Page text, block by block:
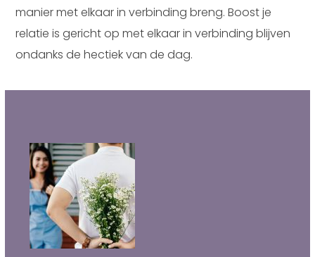
manier met elkaar in verbinding breng. Boost je
relatie is gericht op met elkaar in verbinding blijven
ondanks de hectiek van de dag.